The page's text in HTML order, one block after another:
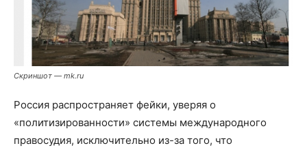
Скриншот — mk.ru
Россия распространяет фейки, уверяя о
«политизированности» системы международного
правосудия, исключительно из-за того, что